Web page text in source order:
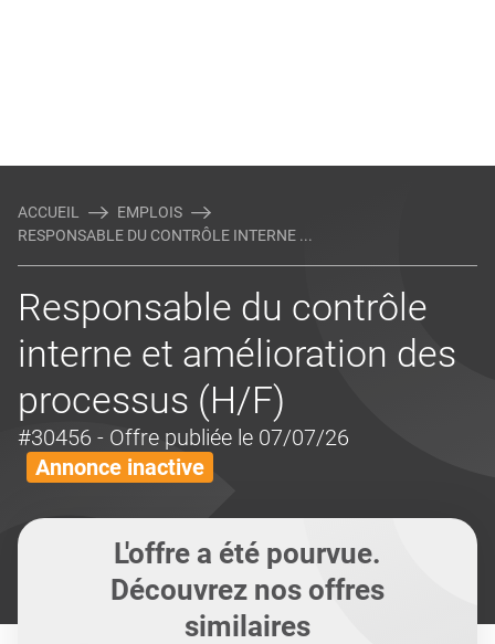
ACCUEIL
EMPLOIS
RESPONSABLE DU CONTRÔLE INTERNE ...
Responsable du contrôle
interne et amélioration des
processus (H/F)
#30456 - Offre publiée le 07/07/26
Annonce inactive
L'offre a été pourvue.
Découvrez nos offres
similaires